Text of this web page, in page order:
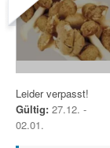
Leider verpasst!
Gültig: 27.12. -
02.01.